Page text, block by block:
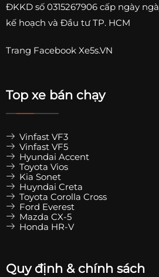
ĐKKD số 0315267906 cấp ngày
kế hoạch và Đầu tư TP. HCM
Trang Facebook Xe5s.VN
Top xe bán chạy
Vinfast VF3
Vinfast VF5
Hyundai Accent
Toyota Vios
Kia Sonet
Huyndai Creta
Toyota Corolla Cross
Ford Everest
Mazda CX-5
Honda HR-V
Quy định & chính sách